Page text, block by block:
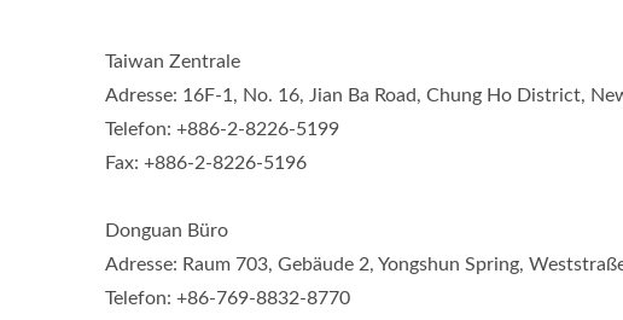
Taiwan Zentrale
Adresse: 16F-1, No. 16, Jian Ba Road, Chung Ho District,
Telefon: +886-2-8226-5199
Fax: +886-2-8226-5196
Donguan Büro
Adresse: Raum 703, Gebäude 2, Yongshun Spring,
Telefon: +86-769-8832-8770